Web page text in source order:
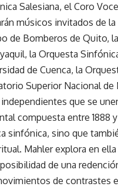
Salesiana, el Coro
músicos invitados de
de Bomberos de Quito,
la Orquesta
de Cuenca, la
Superior Nacional
que se
compuesta entre 1888
sinfónica, sino que
Mahler explora en
de una
de contrastes